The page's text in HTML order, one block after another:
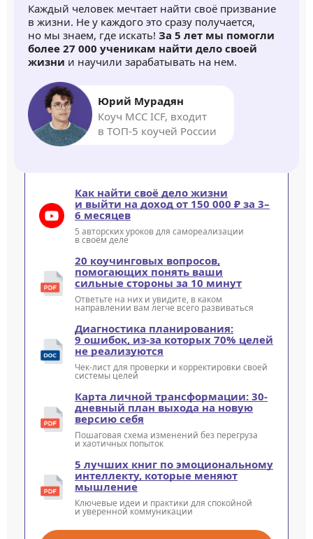
Каждый человек мечтает найти своё призвание
в жизни. Не у каждого это сразу получается,
но мы знаем, где искать! За 5 лет мы помогли
более 27 000 ученикам найти дело своей
жизни и научили зарабатывать на нем.
Юрий Мурадян
Коуч MCC ICF, входит
в ТОП-5 коучей России
Как найти своё дело жизни
и выйти на доход от 150 000 ₽ за 3–
6 месяцев
5 авторских уроков для самореализации
в своём деле
20 коучинговых вопросов,
помогающих понять ваши
сильные стороны за 10 минут
Ответьте на них и увидите, в каком
направлении вам легче всего развиваться
Диагностика планирования:
9 ошибок, из-за которых 70% целей
не реализуются
Чек-лист для проверки и корректировки своей
системы целей
Карта личной трансформации: 30-
дневный план выхода на новую
версию себя
Пошаговая схема изменений без перегруза
и хаотичных попыток
5 лучших книг по эмоциональному
интеллекту, которые меняют
мышление
Ключевые идеи и практики для спокойной
и уверенной коммуникации